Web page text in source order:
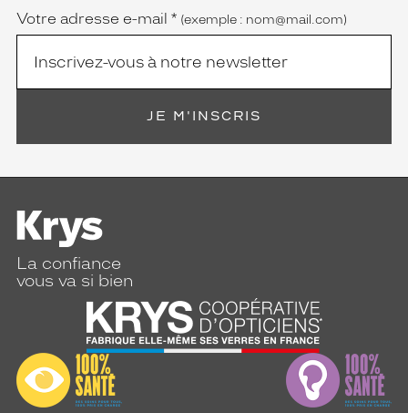
Votre adresse e-mail * (exemple : nom@mail.com)
JE M'INSCRIS
La confiance
vous va si bien